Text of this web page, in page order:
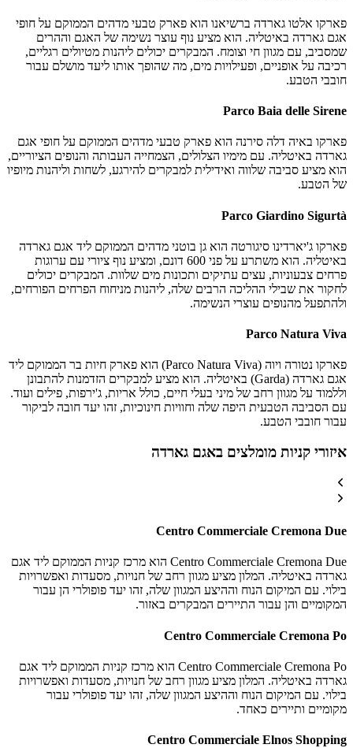
פארקו אלטו גארדה ברשיאנו הוא פארק טבעי מדהים הממוקם על חופי
אגם גארדה באיטליה. הוא מציע נוף עוצר נשימה של האגם וההרים
שמסביב, עם מגוון חי וצומח. המבקרים יכולים ליהנות מטיולים רגליים,
רכיבה על אופניים, ופעילויות מים, מה שהופך אותו ליעד מושלם עבור
חובבי הטבע.
Parco Baia delle Sirene
פארקו באיה דלה סירנה הוא פארק טבעי מדהים הממוקם על חופי אגם
גארדה באיטליה. עם מימיו הצלולים, הצמחייה העבותה והנופים הציוריים,
הוא מציע סביבה שלווה ואידילית למבקרים להירגע, לשחות וליהנות מיופיו
של הטבע.
Parco Giardino Sigurtà
פארקו ג'יארדינו סיגורטה הוא גן בוטני מדהים הממוקם ליד אגם גארדה
באיטליה. הוא משתרע על פני 600 דונם, ומציע נוף ציורי עם ערוגות
פרחים צבעוניות, עצים עתיקים ותכונות מים שלוות. המבקרים יכולים
לחקור את שבילי ההליכה הרבים שלה, ליהנות מניחוח הפרחים הפורחים,
ולהתפעל מהנופים עוצרי הנשימה.
Parco Natura Viva
פארקו נטורה ויוה (Parco Natura Viva) הוא פארק חיות בר הממוקם ליד
אגם גארדה (Garda) באיטליה. הוא מציע למבקרים הזדמנות להתבונן
וללמוד על מגוון רחב של מיני בעלי חיים, כולל אריות, ג'ירפות, פילים ועוד.
עם הסביבה הטבעית היפה שלה וחוויות חינוכיות, זהו יעד חובה לביקור
עבור חובבי הטבע.
איזורי קניות מומלצים באגם גארדה
Centro Commerciale Cremona Due
Centro Commerciale Cremona Due הוא מרכז קניות הממוקם ליד אגם
גארדה באיטליה. המלון מציע מגוון רחב של חנויות, מסעדות ואפשרויות
בילוי. עם המיקום הנוח וההיצע המגוון שלה, זהו יעד פופולרי הן עבור
המקומיים והן עבור התיירים המבקרים באזור.
Centro Commerciale Cremona Po
Centro Commerciale Cremona Po הוא מרכז קניות הממוקם ליד אגם
גארדה באיטליה. המלון מציע מגוון רחב של חנויות, מסעדות ואפשרויות
בילוי. עם המיקום הנוח וההיצע המגוון שלה, זהו יעד פופולרי עבור
מקומיים ותיירים כאחד.
Centro Commerciale Elnos Shopping